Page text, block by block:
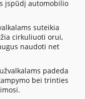
įspūdį automobilio
suteikia
cirkuliuoti orui,
naudoti net
padeda
bei trinties